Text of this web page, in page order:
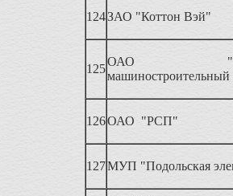
124ЗАО "Коттон Вэй"
125
ОАО
машиностроительный
126ОАО "РСП"
127МУП "Подольская